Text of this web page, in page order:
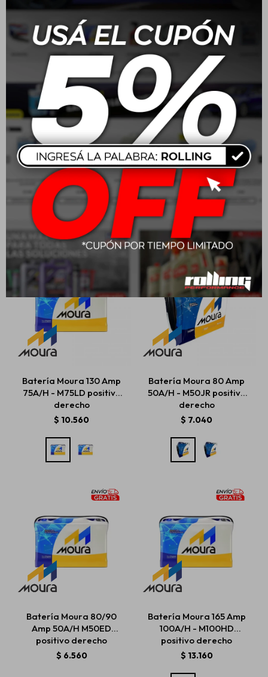
Batería Moura 165 Amp
100A/H - ME100HA
positivo medio
13.160
Batería Moura 70/75
Amp 48A/H - M48FD
positivo derecho
6.160
Batería Moura 130 Amp
75A/H - M75LD positivo
derecho
$ 10.560
Batería Moura 80 Amp
50A/H - M50JR positivo
derecho
$ 7.040
Batería Moura 80/90
Amp 50A/H M50ED
positivo derecho
$ 6.560
Batería Moura 165 Amp
100A/H - M100HD
positivo derecho
$ 13.160